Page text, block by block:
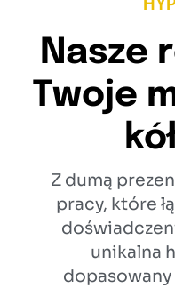
Nasze
Twoje
Z dumą
pracy, które
unikalna